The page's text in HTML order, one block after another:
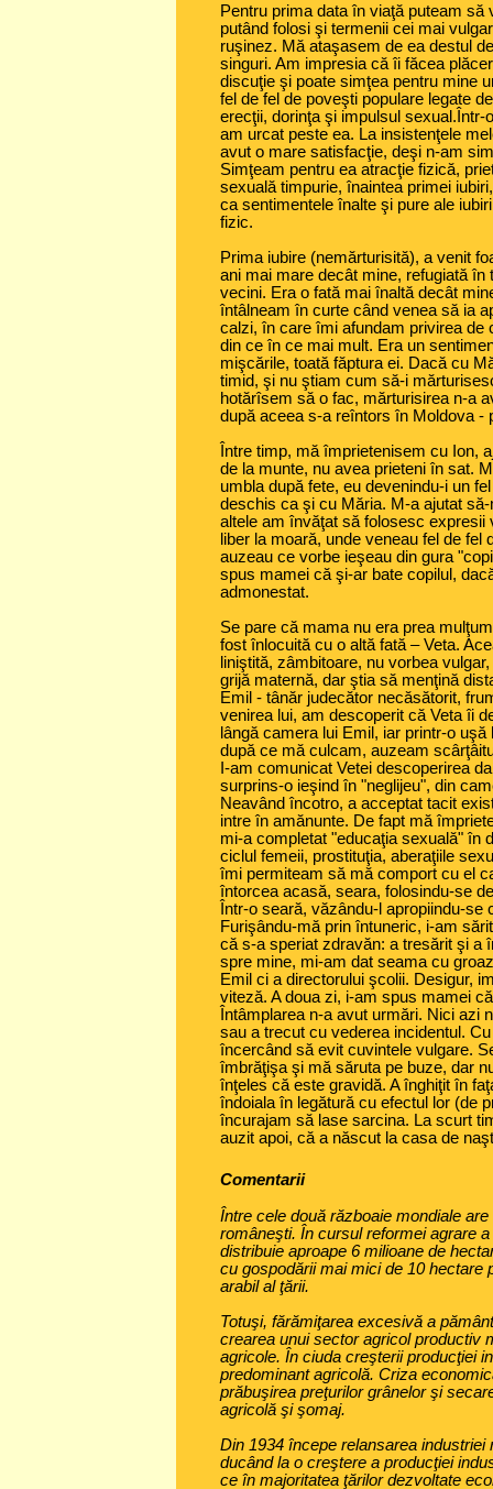
Pentru prima data în viaţă puteam
putând folosi şi termenii cei mai
ruşinez. Mă ataşasem de ea destul
singuri. Am impresia că îi făcea
discuţie şi poate simţea pentru mine
fel de fel de poveşti populare legate
erecţii, dorinţa şi impulsul
am urcat peste ea. La insistenţele
avut o mare satisfacţie, deşi n-am
Simţeam pentru ea atracţie fizică,
sexuală timpurie, înaintea primei
ca sentimentele înalte şi pure ale
fizic.
Prima iubire (nemărturisită), a venit
ani mai mare decât mine, refugiată
vecini. Era o fată mai înaltă decât
întâlneam în curte când venea să ia
calzi, în care îmi afundam privirea de
din ce în ce mai mult. Era un
mişcările, toată făptura ei. Dacă cu
timid, şi nu ştiam cum să-i
hotărîsem să o fac, mărturisirea n-a
după aceea s-a reîntors în Moldova -
Între timp, mă împrietenisem cu Ion,
de la munte, nu avea prieteni în sat.
umbla după fete, eu devenindu-i un
deschis ca şi cu Măria. M-a ajutat
altele am învăţat să folosesc
liber la moară, unde veneau fel de
auzeau ce vorbe ieşeau din gura
spus mamei că şi-ar bate copilul,
admonestat.
Se pare că mama nu era prea
fost înlocuită cu o altă fată – Veta.
liniştită, zâmbitoare, nu vorbea
grijă maternă, dar ştia să menţină
Emil - tânăr judecător necăsătorit,
venirea lui, am descoperit că Veta îi
lângă camera lui Emil, iar printr-o
după ce mă culcam, auzeam
I-am comunicat Vetei descoperirea
surprins-o ieşind în "neglijeu", din
Neavând încotro, a acceptat tacit
intre în amănunte. De fapt mă
mi-a completat "educaţia sexuală" în
ciclul femeii, prostituţia, aberaţiile
îmi permiteam să mă comport cu el
întorcea acasă, seara, folosindu-se
Într-o seară, văzându-l apropiindu-
Furişându-mă prin întuneric, i-am
că s-a speriat zdravăn: a tresărit şi a
spre mine, mi-am dat seama cu
Emil ci a directorului şcolii. Desigur,
viteză. A doua zi, i-am spus mamei
Întâmplarea n-a avut urmări. Nici azi
sau a trecut cu vederea incidentul.
încercând să evit cuvintele vulgare.
îmbrăţişa şi mă săruta pe buze, dar
înţeles că este gravidă. A înghiţit în
îndoiala în legătură cu efectul lor (de
încurajam să lase sarcina. La scurt
auzit apoi, că a născut la casa de
Comentarii
Între cele două războaie mondiale
româneşti. În cursul reformei agrare
distribuie aproape 6 milioane de
cu gospodării mai mici de 10 hectare
arabil al ţării.
Totuşi, fărămiţarea excesivă a
crearea unui sector agricol productiv
agricole. În ciuda creşterii producţiei
predominant agricolă. Criza
prăbuşirea preţurilor grânelor şi
agricolă şi şomaj.
Din 1934 începe relansarea
ducând la o creştere a producţiei
ce în majoritatea ţărilor dezvoltate